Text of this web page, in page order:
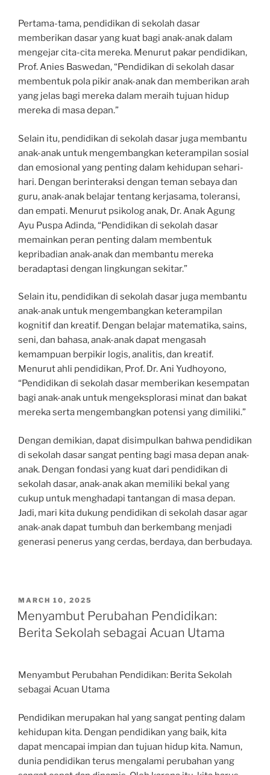
Pertama-tama, pendidikan di sekolah dasar
memberikan dasar yang kuat bagi anak-anak dalam
mengejar cita-cita mereka. Menurut pakar pendidikan,
Prof. Anies Baswedan, “Pendidikan di sekolah dasar
membentuk pola pikir anak-anak dan memberikan arah
yang jelas bagi mereka dalam meraih tujuan hidup
mereka di masa depan.”
Selain itu, pendidikan di sekolah dasar juga membantu
anak-anak untuk mengembangkan keterampilan sosial
dan emosional yang penting dalam kehidupan sehari-
hari. Dengan berinteraksi dengan teman sebaya dan
guru, anak-anak belajar tentang kerjasama, toleransi,
dan empati. Menurut psikolog anak, Dr. Anak Agung
Ayu Puspa Adinda, “Pendidikan di sekolah dasar
memainkan peran penting dalam membentuk
kepribadian anak-anak dan membantu mereka
beradaptasi dengan lingkungan sekitar.”
Selain itu, pendidikan di sekolah dasar juga membantu
anak-anak untuk mengembangkan keterampilan
kognitif dan kreatif. Dengan belajar matematika, sains,
seni, dan bahasa, anak-anak dapat mengasah
kemampuan berpikir logis, analitis, dan kreatif.
Menurut ahli pendidikan, Prof. Dr. Ani Yudhoyono,
“Pendidikan di sekolah dasar memberikan kesempatan
bagi anak-anak untuk mengeksplorasi minat dan bakat
mereka serta mengembangkan potensi yang dimiliki.”
Dengan demikian, dapat disimpulkan bahwa pendidikan
di sekolah dasar sangat penting bagi masa depan anak-
anak. Dengan fondasi yang kuat dari pendidikan di
sekolah dasar, anak-anak akan memiliki bekal yang
cukup untuk menghadapi tantangan di masa depan.
Jadi, mari kita dukung pendidikan di sekolah dasar agar
anak-anak dapat tumbuh dan berkembang menjadi
generasi penerus yang cerdas, berdaya, dan berbudaya.
POSTED
ON
MARCH 10, 2025
Menyambut Perubahan Pendidikan:
Berita Sekolah sebagai Acuan Utama
Menyambut Perubahan Pendidikan: Berita Sekolah
sebagai Acuan Utama
Pendidikan merupakan hal yang sangat penting dalam
kehidupan kita. Dengan pendidikan yang baik, kita
dapat mencapai impian dan tujuan hidup kita. Namun,
dunia pendidikan terus mengalami perubahan yang